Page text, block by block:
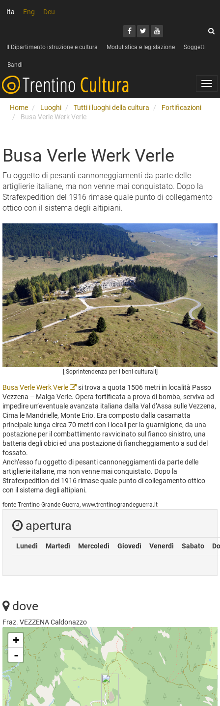
Ita Eng Deu
Facebook
Twitter
Youtube
Il Dipartimento istruzione e cultura Modulistica e legislazione Soggetti
Bandi
Home
Luoghi Tutti i luoghi della cultura
Fortificazioni
Busa Verle Werk Verle
Busa Verle Werk Verle
Fu oggetto di pesanti cannoneggiamenti da parte delle
artiglierie italiane, ma non venne mai conquistato. Dopo la
Strafexpedition del 1916 rimase quale punto di collegamento
ottico con il sistema degli altipiani.
[ Soprintendenza per i beni culturali]
Busa Verle Werk Verle
si trova a quota 1506 metri in località Passo
Vezzena – Malga Verle. Opera fortificata a prova di bomba, serviva ad
impedire un’eventuale avanzata italiana dalla Val d’Assa sulle Vezzena,
Cima le Mandrielle, Monte Erio. Era composto dalla casamatta
principale lunga circa 70 metri con i locali per la guarnigione, da una
postazione per il combattimento ravvicinato sul fianco sinistro, una
batteria degli obici ed una postazione di fiancheggiamento a sud del
fossato.
Anch’esso fu oggetto di pesanti cannoneggiamenti da parte delle
artiglierie italiane, ma non venne mai conquistato. Dopo la
Strafexpedition del 1916 rimase quale punto di collegamento ottico
con il sistema degli altipiani.
fonte Trentino Grande Guerra, www.trentinograndeguerra.it
apertura
Lunedì Martedì Mercoledì Giovedì Venerdì Sabato
dove
Fraz. VEZZENA Caldonazzo
+
-